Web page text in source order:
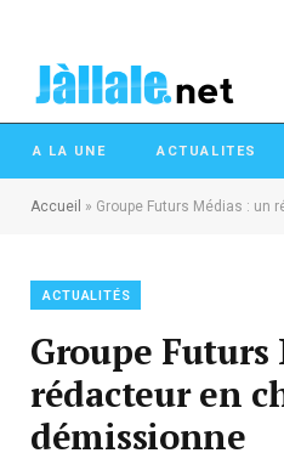
A LA UNE ACTUALITES
Accueil » Groupe Futurs Médias : un
ACTUALITÉS
Groupe Futurs
rédacteur en
démissionne